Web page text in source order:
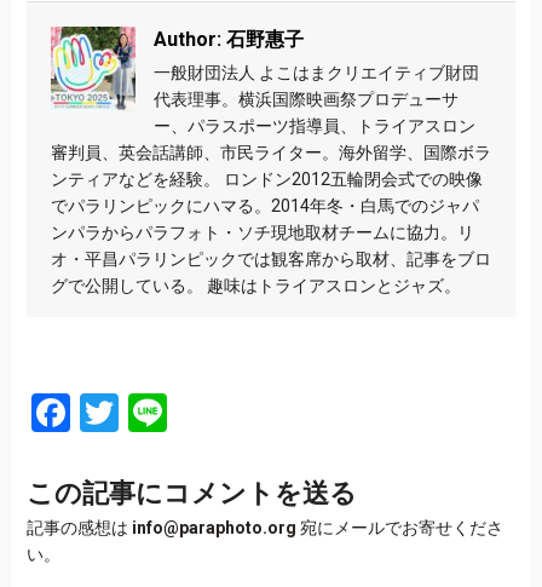
Author: 石野惠子
一般財団法人 よこはまクリエイティブ財団
代表理事。横浜国際映画祭プロデューサ
ー、パラスポーツ指導員、トライアスロン
審判員、英会話講師、市民ライター。海外留学、国際ボラ
ンティアなどを経験。 ロンドン2012五輪閉会式での映像
でパラリンピックにハマる。2014年冬・白馬でのジャパ
ンパラからパラフォト・ソチ現地取材チームに協力。リ
オ・平昌パラリンピックでは観客席から取材、記事をブロ
グで公開している。 趣味はトライアスロンとジャズ。
Facebook
Twitter
Line
この記事にコメントを送る
記事の感想は info@paraphoto.org 宛にメールでお寄せくださ
い。